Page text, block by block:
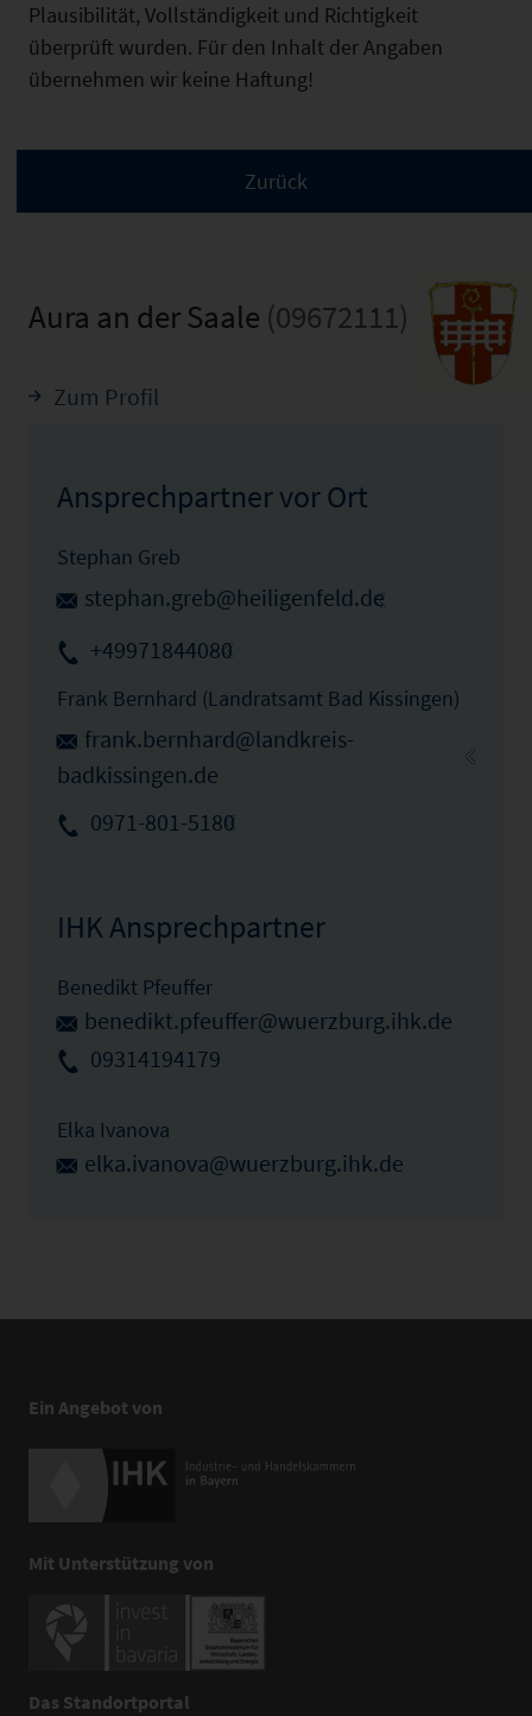
Plausibilität, Vollständigkeit und Richtigkeit
überprüft wurden. Für den Inhalt der Angaben
übernehmen wir keine Haftung!
Aura an der Saale (09672111)
Zum Profil
Ansprechpartner vor Ort
Stephan Greb
stephan.greb@heiligenfeld.de
+49971844080
Frank Bernhard (Landratsamt Bad Kissingen)
frank.bernhard@landkreis-
badkissingen.de
0971-801-5180
IHK Ansprechpartner
Benedikt Pfeuffer
benedikt.pfeuffer@wuerzburg.ihk.de
09314194179
Elka Ivanova
elka.ivanova@wuerzburg.ihk.de
Ein Angebot von
Mit Unterstützung von
Das Standortportal